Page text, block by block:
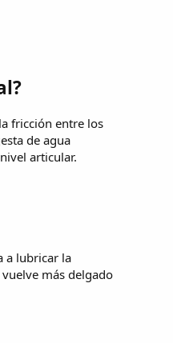
fricción entre los
de agua
articular.
a lubricar la
más delgado